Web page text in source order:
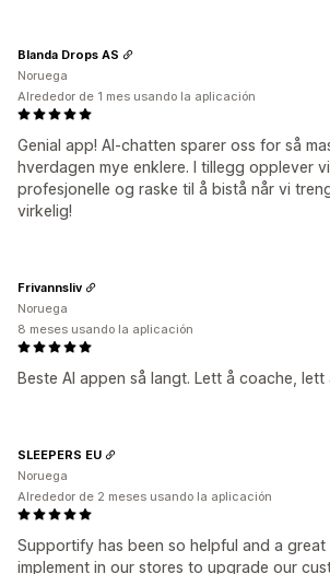
Genial app! AI-chatten sparer oss for så
hverdagen mye enklere. I tillegg opplever
profesjonelle og raske til å bistå når vi
virkelig!
Blanda Drops AS
Noruega
Alrededor de 1 mes usando la aplicación
Beste AI appen så langt. Lett å coache, lett
Frivannsliv
Noruega
8 meses usando la aplicación
Supportify has been so helpful and a
implement in our stores to upgrade our
SLEEPERS EU
Noruega
Alrededor de 2 meses usando la aplicación